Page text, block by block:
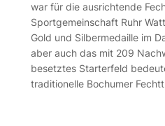
war für die ausrichtende
Sportgemeinschaft Ruhr
Gold und Silbermedaille im
aber auch das mit 209
besetztes Starterfeld
traditionelle Bochumer